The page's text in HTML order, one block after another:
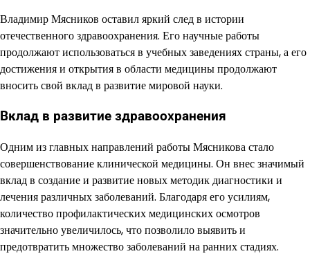
Владимир Мясников оставил яркий след в истории
отечественного здравоохранения. Его научные работы
продолжают использоваться в учебных заведениях страны, а его
достижения и открытия в области медицины продолжают
вносить свой вклад в развитие мировой науки.
Вклад в развитие здравоохранения
Одним из главных направлений работы Мясникова стало
совершенствование клинической медицины. Он внес значимый
вклад в создание и развитие новых методик диагностики и
лечения различных заболеваний. Благодаря его усилиям,
количество профилактических медицинских осмотров
значительно увеличилось, что позволило выявить и
предотвратить множество заболеваний на ранних стадиях.